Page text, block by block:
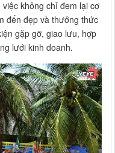
không chỉ đem lại cơ
đến đẹp và thưởng thức
gặp gỡ, giao lưu, hợp
lưới kinh doanh.